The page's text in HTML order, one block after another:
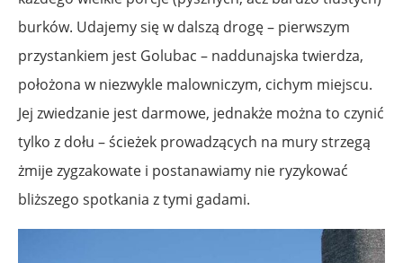
burków. Udajemy się w dalszą drogę – pierwszym
przystankiem jest Golubac – naddunajska twierdza,
położona w niezwykle malowniczym, cichym miejscu.
Jej zwiedzanie jest darmowe, jednakże można to czynić
tylko z dołu – ścieżek prowadzących na mury strzegą
żmije zygzakowate i postanawiamy nie ryzykować
bliższego spotkania z tymi gadami.